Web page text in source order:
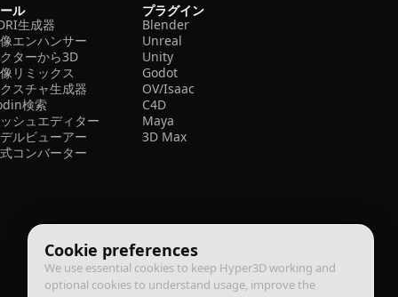
Cookie preferences
We use essential cookies to keep Hyper3D working and
optional cookies to understand usage, improve the
ル
生成器
エンハンサー
ターから3D
リミックス
スチャ生成器
検索
シュエディター
ルビューアー
コンバーター
プラグイン
Blender
Unreal
Unity
Godot
OV/Isaac
C4D
Maya
3D Max